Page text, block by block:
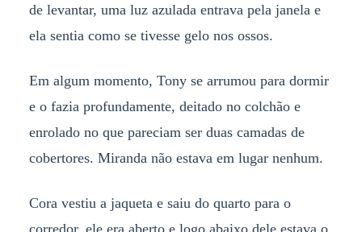
de levantar, uma luz azulada entrava pela janela e
ela sentia como se tivesse gelo nos ossos.
Em algum momento, Tony se arrumou para dormir
e o fazia profundamente, deitado no colchão e
enrolado no que pareciam ser duas camadas de
cobertores. Miranda não estava em lugar nenhum.
Cora vestiu a jaqueta e saiu do quarto para o
corredor, ele era aberto e logo abaixo dele estava o